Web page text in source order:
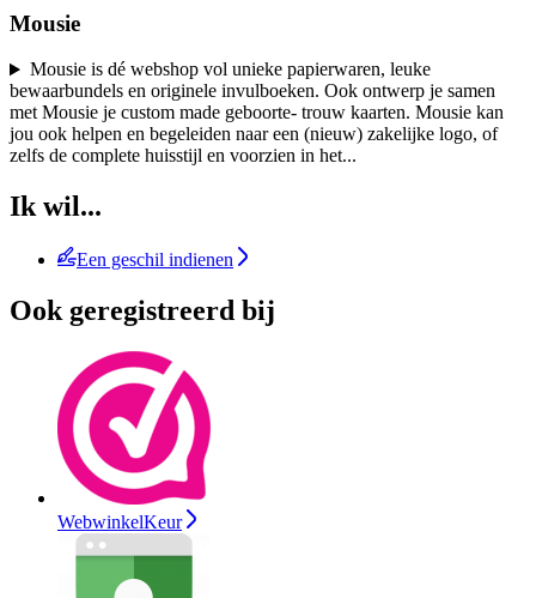
Mousie
Mousie is dé webshop vol unieke papierwaren, leuke
bewaarbundels en originele invulboeken. Ook ontwerp je samen
met Mousie je custom made geboorte- trouw kaarten. Mousie kan
jou ook helpen en begeleiden naar een (nieuw) zakelijke logo, of
zelfs de complete huisstijl en voorzien in het...
Ik wil...
Een geschil indienen
Ook geregistreerd bij
WebwinkelKeur